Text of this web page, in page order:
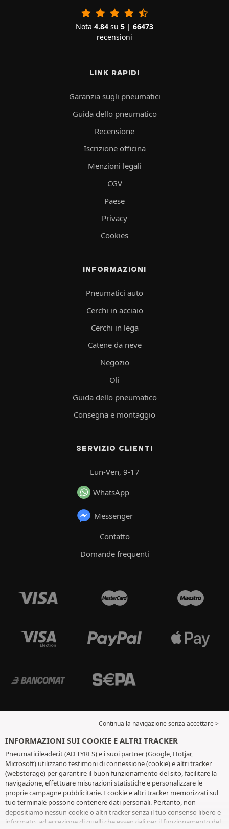
Nota 4.84 su 5 | 66473
recensioni
LINK RAPIDI
Garanzia sugli pneumatici
Guida dello pneumatico
Recensione
Iscrizione officina
Menzioni legali
CGV
Paese
Privacy
Cookies
INFORMAZIONI
Pneumatici auto
Cerchi in acciaio
Cerchi in lega
Catene da neve
Negozio
Oli
Guida dello pneumatico
Consegna e montaggio
SERVIZIO CLIENTI
Lun-Ven, 9-17
WhatsApp
Messenger
Contatto
Domande frequenti
Continua la navigazione senza accettare >
INFORMAZIONI SUI COOKIE E ALTRI TRACKER
Pneumaticileader.it (AD TYRES) e i suoi partner (Google, Hotjar,
Microsoft) utilizzano testimoni di connessione (cookie) e altri tracker
(webstorage) per garantire il buon funzionamento del sito, facilitare la
navigazione, effettuare misurazioni statistiche e personalizzare le
proprie campagne pubblicitarie. I cookie e altri tracker memorizzati sul
tuo terminale possono contenere dati personali. Pertanto, non
depositiamo nessun cookie o altri tracker senza il tuo consenso libero e
informato, ad eccezione di quelli che essenziali per il funzionamento del